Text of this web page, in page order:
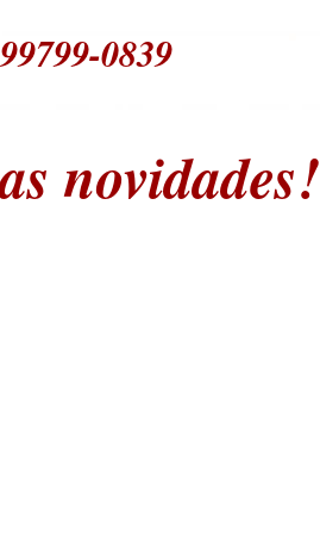
0839
novidades!